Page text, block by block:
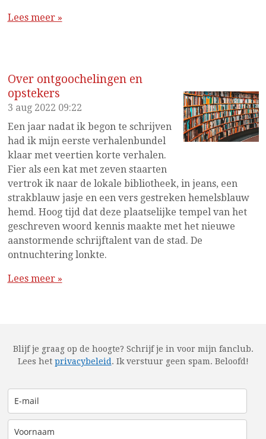
Lees meer »
Over ontgoochelingen en
opstekers
3 aug 2022 09:22
Een jaar nadat ik begon te schrijven
had ik mijn eerste verhalenbundel
klaar met veertien korte verhalen.
Fier als een kat met zeven staarten
vertrok ik naar de lokale bibliotheek, in jeans, een
strakblauw jasje en een vers gestreken hemelsblauw
hemd. Hoog tijd dat deze plaatselijke tempel van het
geschreven woord kennis maakte met het nieuwe
aanstormende schrijftalent van de stad. De
ontnuchtering lonkte.
Lees meer »
Blijf je graag op de hoogte? Schrijf je in voor mijn fanclub.
Lees het privacybeleid . Ik verstuur geen spam. Beloofd!